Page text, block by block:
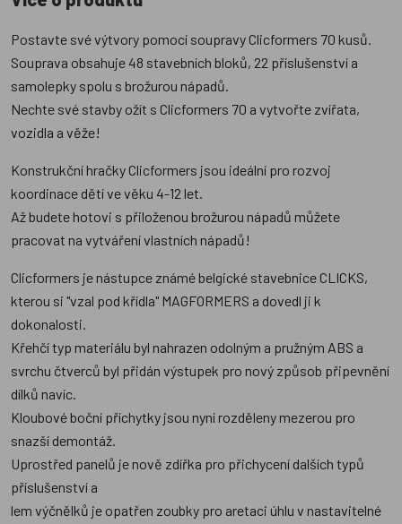
Postavte své výtvory pomocí soupravy Clicformers 70 kusů.
Souprava obsahuje 48 stavebních bloků, 22 příslušenství a
samolepky spolu s brožurou nápadů.
Nechte své stavby ožít s Clicformers 70 a vytvořte zvířata,
vozidla a věže!
Konstrukční hračky Clicformers jsou ideální pro rozvoj
koordinace dětí ve věku 4-12 let.
Až budete hotovi s přiloženou brožurou nápadů můžete
pracovat na vytváření vlastních nápadů!
Clicformers je nástupce známé belgické stavebnice CLICKS,
kterou si "vzal pod křídla" MAGFORMERS a dovedl ji k
dokonalosti.
Křehčí typ materiálu byl nahrazen odolným a pružným ABS a
svrchu čtverců byl přidán výstupek pro nový způsob připevnění
dílků navíc.
Kloubové boční příchytky jsou nyní rozděleny mezerou pro
snazší demontáž.
Uprostřed panelů je nově zdířka pro přichycení dalších typů
příslušenství a
lem výčnělků je opatřen zoubky pro aretaci úhlu v nastavitelné